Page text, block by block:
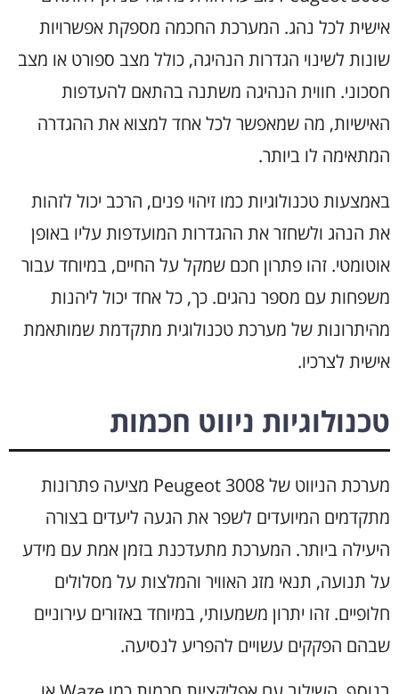
אישית לכל נהג. המערכת החכמה מספקת אפשרויות
שונות לשינוי הגדרות הנהיגה, כולל מצב ספורט או מצב
חסכוני. חווית הנהיגה משתנה בהתאם להעדפות
האישיות, מה שמאפשר לכל אחד למצוא את ההגדרה
המתאימה לו ביותר.
באמצעות טכנולוגיות כמו זיהוי פנים, הרכב יכול לזהות
את הנהג ולשחזר את ההגדרות המועדפות עליו באופן
אוטומטי. זהו פתרון חכם שמקל על החיים, במיוחד עבור
משפחות עם מספר נהגים. כך, כל אחד יכול ליהנות
מהיתרונות של מערכת טכנולוגית מתקדמת שמותאמת
אישית לצרכיו.
טכנולוגיות ניווט חכמות
מערכת הניווט של Peugeot 3008 מציעה פתרונות
מתקדמים המיועדים לשפר את הגעה ליעדים בצורה
היעילה ביותר. המערכת מתעדכנת בזמן אמת עם מידע
על תנועה, תנאי מזג האוויר והמלצות על מסלולים
חלופיים. זהו יתרון משמעותי, במיוחד באזורים עירוניים
שבהם הפקקים עשויים להפריע לנסיעה.